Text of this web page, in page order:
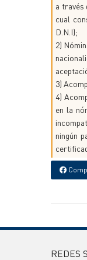
a través
cual
D.N.I);
2)
3)
4)
en la
ningún
REDES